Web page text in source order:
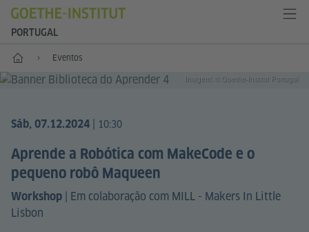
PORTUGAL
Início Eventos
Sáb, 07.12.2024 10:30
Aprende a Robótica com MakeCode e o
pequeno robô Maqueen
Workshop | Em colaboração com MILL - Makers In Little
Lisbon
Imagem: © Goethe-Institut Portugal